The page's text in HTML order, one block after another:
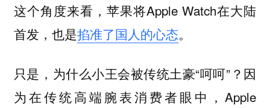
这个角度来看，苹果将Apple Watch在大陆
首发，也是掐准了国人的心态。
只是，为什么小王会被传统土豪“呵呵”？因
为在传统高端腕表消费者眼中，Apple